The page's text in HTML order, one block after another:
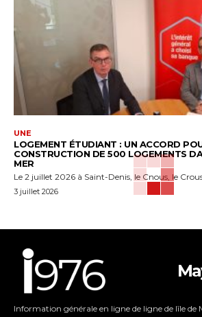
UNE
LOGEMENT ÉTUDIANT : UN ACCORD
CONSTRUCTION DE 500 LOGEMENTS
MER
Le 2 juillet 2026 à Saint-Denis, le Cnous, le
3 juillet 2026
Information générale en ligne de ligne de lîle de